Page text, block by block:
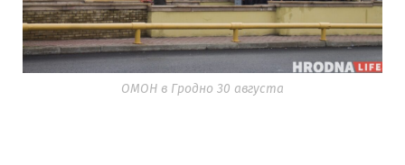
ОМОН в Гродно 30 августа